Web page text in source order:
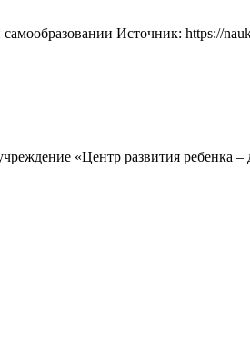
Источник: https://
«Центр развития ребенка